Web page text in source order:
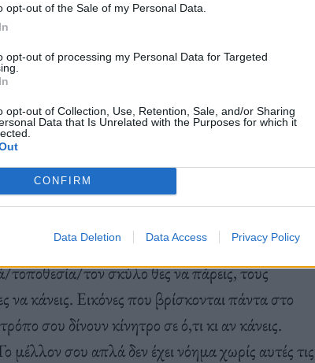
opt-out of the Sale of my Personal Data.
opt-out of processing my Personal Data for Targeted
opt-out of Collection, Use, Retention, Sale, and/or Sharing
Data that Is Unrelated with the Purposes for which it
CONFIRM
Data Deletion Data Access Privacy Policy
τον σκύλο θες να πάρεις, τους
να κάνεις. Εικόνες που βρίσκονται πάντα στο
σου δίνουν κίνητρο σε ό,τι κι αν κάνεις.
σου απλά δεν έχει νόημα χωρίς αυτές τις